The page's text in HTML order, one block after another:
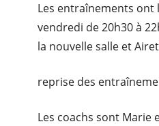
Les entraînements ont
vendredi de 20h30 à
la nouvelle salle et
reprise des
Les coachs sont Marie